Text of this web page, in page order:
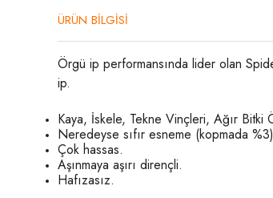
ÜRÜN BİLGİSİ
Örgü ip performansında lider olan
ip.
Kaya, İskele, Tekne Vinçleri, Ağır Bitki
Neredeyse sıfır esneme (kopmada
Çok hassas.
Aşınmaya aşırı dirençli.
Hafızasız.